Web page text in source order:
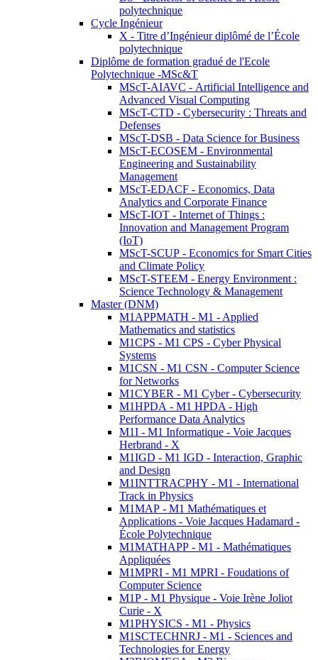
polytechnique
Cycle Ingénieur
X - Titre d’Ingénieur diplômé de l’École
polytechnique
Diplôme de formation gradué de l'Ecole
Polytechnique -MSc&T
MScT-AIAVC - Artificial Intelligence and
Advanced Visual Computing
MScT-CTD - Cybersecurity : Threats and
Defenses
MScT-DSB - Data Science for Business
MScT-ECOSEM - Environmental
Engineering and Sustainability
Management
MScT-EDACF - Economics, Data
Analytics and Corporate Finance
MScT-IOT - Internet of Things :
Innovation and Management Program
(IoT)
MScT-SCUP - Economics for Smart Cities
and Climate Policy
MScT-STEEM - Energy Environment :
Science Technology & Management
Master (DNM)
M1APPMATH - M1 - Applied
Mathematics and statistics
M1CPS - M1 CPS - Cyber Physical
Systems
M1CSN - M1 CSN - Computer Science
for Networks
M1CYBER - M1 Cyber - Cybersecurity
M1HPDA - M1 HPDA - High
Performance Data Analytics
M1I - M1 Informatique - Voie Jacques
Herbrand - X
M1IGD - M1 IGD - Interaction, Graphic
and Design
M1INTTRACPHY - M1 - International
Track in Physics
M1MAP - M1 Mathématiques et
Applications - Voie Jacques Hadamard -
École Polytechnique
M1MATHAPP - M1 - Mathématiques
Appliquées
M1MPRI - M1 MPRI - Foudations of
Computer Science
M1P - M1 Physique - Voie Irène Joliot
Curie - X
M1PHYSICS - M1 - Physics
M1SCTECHNRJ - M1 - Sciences and
Technologies for Energy